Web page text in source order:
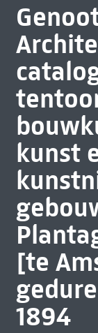
kunst
[te
1894